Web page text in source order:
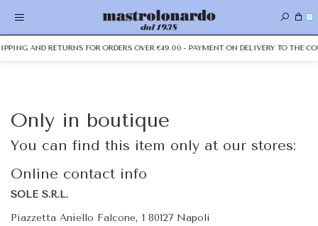
0
AND RETURNS FOR ORDERS OVER €49.00 - PAYMENT ON DELIVERY TO THE
Only in boutique
You can find this item only at our stores:
Online contact info
SOLE S.R.L.
Piazzetta Aniello Falcone, 1 80127 Napoli